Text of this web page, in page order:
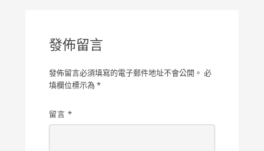
發佈留言
發佈留言必須填寫的電子郵件地址不會公開。 必
填欄位標示為 *
留言 *